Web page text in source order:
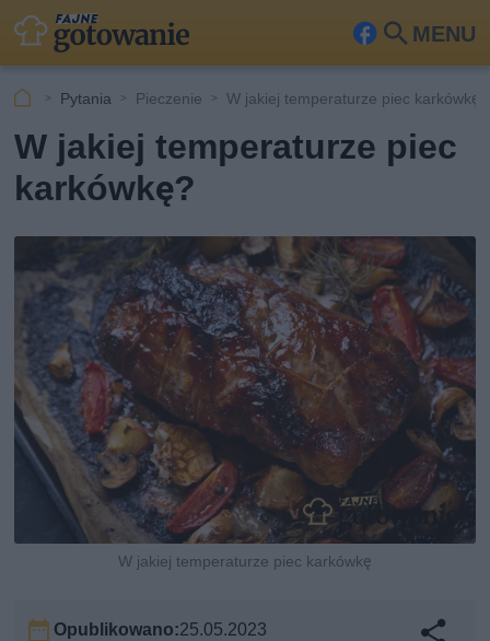
MENU
Fa
ook
Szu
kaj
Pytania Pieczenie W jakiej temperaturze piec karkówkę?
W jakiej temperaturze piec
karkówkę?
W jakiej temperaturze piec karkówkę
Opublikowano:25.05.2023